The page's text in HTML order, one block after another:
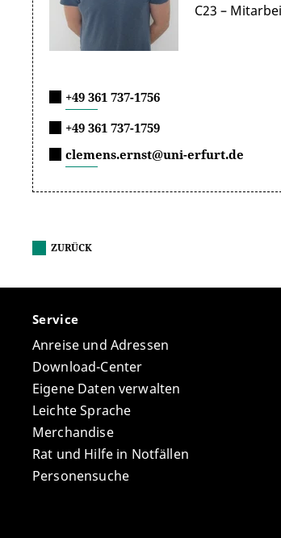
C23 –
+49 361 737-1756
+49 361 737-1759
clemens.ernst@uni-erfurt.de
ZURÜCK
Service
Anreise und Adressen
Download-Center
Eigene Daten verwalten
Leichte Sprache
Merchandise
Rat und Hilfe in Notfällen
Personensuche